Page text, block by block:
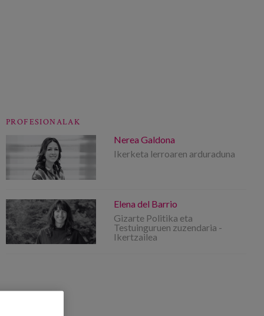
PROFESIONALAK
Nerea Galdona
Ikerketa lerroaren arduraduna
Elena del Barrio
Gizarte Politika eta
Testuinguruen zuzendaria -
Ikertzailea